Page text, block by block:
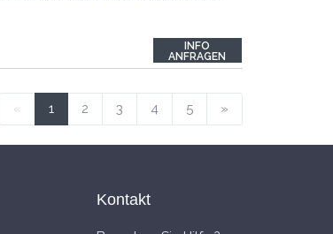
INFO
ANFRAGEN
« 1 2 3 4 5 »
Kontakt